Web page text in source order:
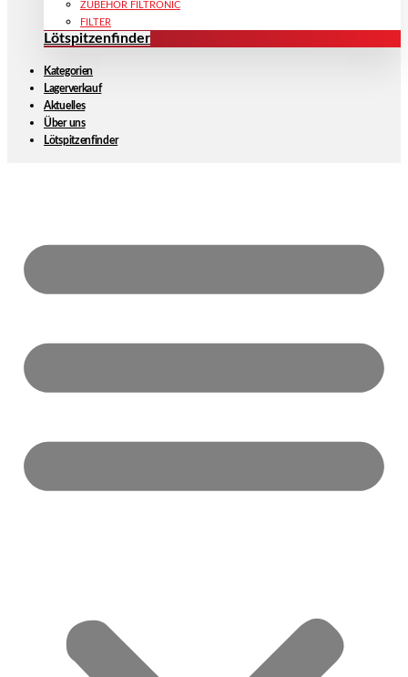
ZUBEHÖR FILTRONIC
FILTER
Lötspitzenfinder
Kategorien
Lagerverkauf
Aktuelles
Über uns
Lötspitzenfinder